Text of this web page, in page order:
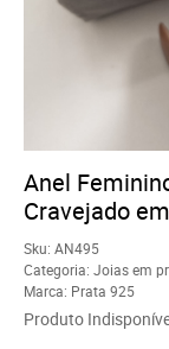
Anel
Cravejado
Sku: AN495
Categoria: Joias em
Marca: Prata 925
Produto